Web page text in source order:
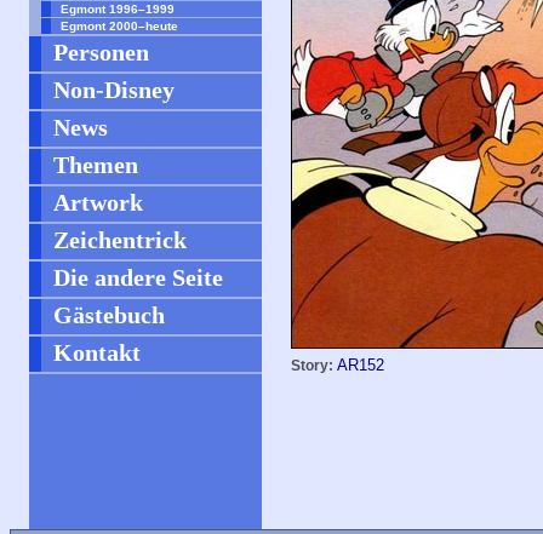
Egmont 1996–1999
Egmont 2000–heute
Personen
Non-Disney
News
Themen
Artwork
Zeichentrick
Die andere Seite
Gästebuch
Kontakt
Story: AR152